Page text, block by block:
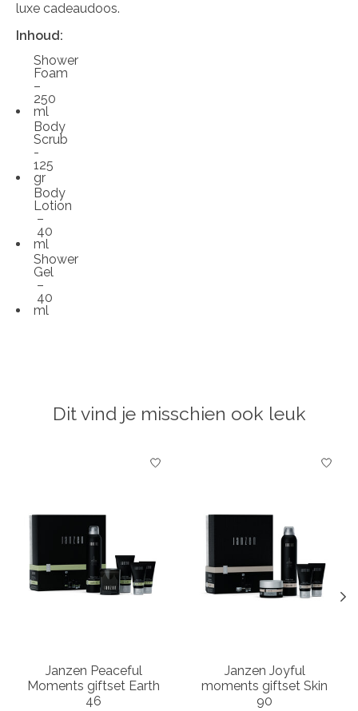
luxe cadeaudoos.
Inhoud:
Shower
Foam
–
250
ml
Body
Scrub
-
125
gr
Body
Lotion
–
40
ml
Shower
Gel
–
40
ml
Dit vind je misschien ook leuk
Items van productcarrousel
Janzen Peaceful
Moments giftset Earth
46
Janzen Joyful
moments giftset Skin
90